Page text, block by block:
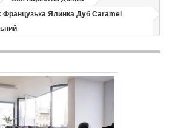
Ялинка Дуб Caramel